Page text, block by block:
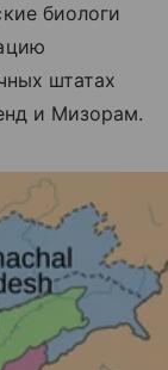
биологи
штатах
и Мизорам.